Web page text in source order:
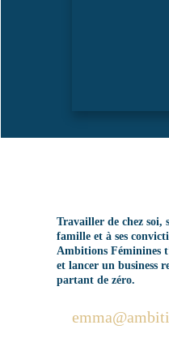
Travailler de chez soi,
famille et à ses
Ambitions Féminines
et lancer un business
partant de zéro.